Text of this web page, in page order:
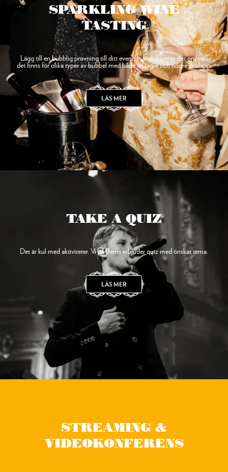
SPARKLING WINE
TASTING
Lägg till en bubblig provning till ditt event. Här diskuteras det om vad
det finns för olika typer av bubbel med både en lägre och högre prislapp.
LÄS MER
TAKE A QUIZ
Det är kul med aktiviteter. Vi på Berns erbjuder quiz med önskat tema.
LÄS MER
STREAMING &
VIDEOKONFERENS